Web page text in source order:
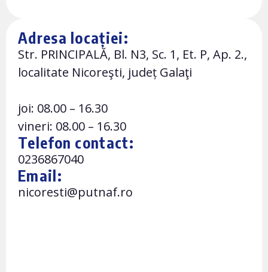
Adresa locației:
Str. PRINCIPALĂ, Bl. N3, Sc. 1, Et. P, Ap. 2.,
localitate Nicoreşti, județ Galaţi
joi: 08.00 – 16.30
vineri: 08.00 – 16.30
Telefon contact:
0236867040
Email:
nicoresti@putnaf.ro